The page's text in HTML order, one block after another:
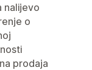
nalijevo
o
prodaja